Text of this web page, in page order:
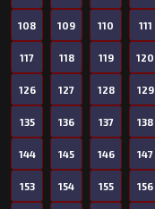
108 109 110 111
117 118 119 120
126 127 128 129
135 136 137 138
144 145 146 147
153 154 155 156